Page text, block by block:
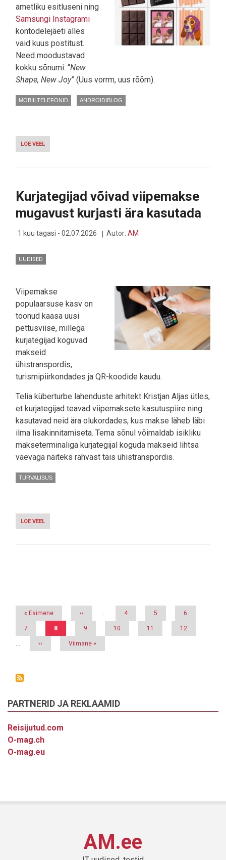
ametliku esitluseni ning
Samsungi Instagrami
kontodelejäeti alles
vaid kuus postitust.
Need moodustavad
kokku sõnumi: “New
Shape, New Joy” (Uus vorrm, uus rõõm).
MOBIILTELEFONID ANDROIDIBLOG
LOE VEEL
SAMSUNG
RUUMI
LAIEMALE
FOLD
Kurjategijad võivad viipemakse
mugavust kurjasti ära kasutada
1 kuu tagasi - 02.07.2026 Autor: AM
UUDISED
Viipemakse
populaarsuse kasv on
toonud kaasa uusi
pettusviise, millega
kurjategijad koguvad
makseid
ühistranspordis,
turismipiirkondades ja QR-koodide kaudu.
Telia küberturbe lahenduste arhitekt Kristjan Aljas ütles,
et kurjategijad teavad viipemaksete kasutuspiire ning
kasutavad neid ära olukordades, kus makse läheb läbi
ilma lisakinnitamiseta. Tema sõnul võimaldab isikliku
makseterminaliga kurjategijal koguda makseid lihtsa
vaevaga näiteks rahvast täis ühistranspordis.
TURVALISUS
LOE VEEL
KURJATEGIJAD
Esimene
« Esimene
Eelmine
‹‹ … Page
4 Page
5 Page
6
Page
7
Eesolev
leht
8 Page
9 Page
10 Page
11 Page
12
…
Järgmine
leht
››
Viimane
leht
Viimane »
PARTNERID JA REKLAAMID
Reisijutud.com
O-mag.ch
O-mag.eu
AM.ee